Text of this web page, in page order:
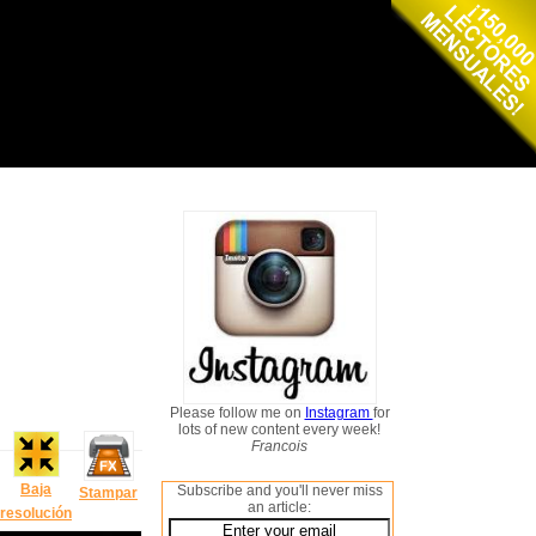
Baja
resolución
Stampar
Please follow me on Instagram for
lots of new content every week!
Francois
Subscribe and you'll never miss
an article: